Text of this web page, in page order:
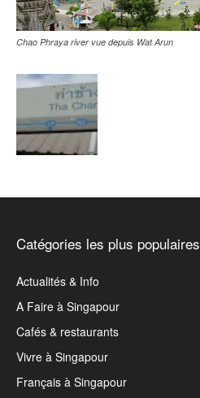
Chao Phraya river vue depuis Wat Arun
Catégories les plus populaires
Actualités & Info
A Faire à Singapour
Cafés & restaurants
Vivre à Singapour
Français à Singapour